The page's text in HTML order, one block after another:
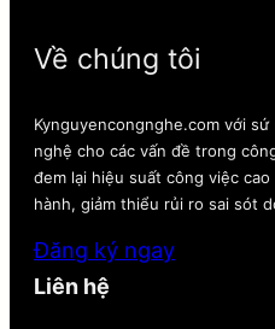
Về chúng tôi
Kynguyencongnghe.com với
nghệ cho các vấn đề trong
đem lại hiệu suất công việc
hành, giảm thiểu rủi ro sai sót
Đăng ký ngay
Liên hệ